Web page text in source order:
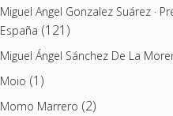
Miguel Angel Gonzalez Suárez ·
España (121)
Miguel Ángel Sánchez De La
Moio (1)
Momo Marrero (2)